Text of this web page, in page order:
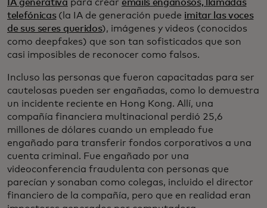
IA generativa para crear emails engañosos, llamadas
telefónicas(la IA de generación puede imitar las voces
de sus seres queridos), imágenes y videos (conocidos
como deepfakes) que son tan sofisticados que son
casi imposibles de reconocer como falsos.
Incluso las personas que fueron capacitadas para ser
cautelosas pueden ser engañadas, como lo demuestra
un incidente reciente en Hong Kong. Allí, una
compañía financiera multinacional perdió 25,6
millones de dólares cuando un empleado fue
engañado para transferir fondos corporativos a una
cuenta criminal. Fue engañado por una
videoconferencia fraudulenta con personas que
parecían y sonaban como colegas, incluido el director
financiero de la compañía, pero que en realidad eran